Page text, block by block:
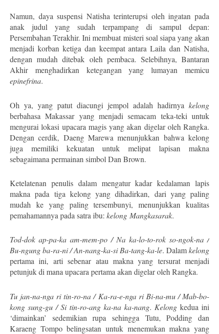
Namun, daya suspensi Natisha terinterupsi oleh ingatan pada
anak judul yang sudah terpampang di sampul depan:
Persembahan Terakhir. Ini membuat misteri soal siapa yang akan
menjadi korban ketiga dan keempat antara Laila dan Natisha,
dengan mudah ditebak oleh pembaca. Selebihnya, Bantaran
Akhir menghadirkan ketegangan yang lumayan memicu
epinefrina.
Oh ya, yang patut diacungi jempol adalah hadirnya kelong
berbahasa Makassar yang menjadi semacam teka-teki untuk
mengurai lokasi upacara magis yang akan digelar oleh Rangka.
Dengan cerdik, Daeng Marewa menunjukkan bahwa kelong
juga memiliki kekuatan untuk melipat lapisan makna
sebagaimana permainan simbol Dan Brown.
Ketelatenan penulis dalam mengatur kadar kedalaman lapis
makna pada tiga kelong yang dihadirkan, dari yang paling
mudah ke yang paling tersembunyi, menunjukkan kualitas
pemahamannya pada satra ibu: kelong Mangkasarak.
Tod-dok ap-pa-ka am-mem-po / Na ka-lo-to-rok so-ngok-na /
Bu-ngung ba-ra-ni / An-nang-ka-si Ba-tang-ka-le. Dalamkelong
pertama ini, arti sebenar atau makna yang tersurat menjadi
petunjuk di mana upacara pertama akan digelar oleh Rangka.
Tu jan-na-nga ri tin-ro-na / Ka-ra-e-nga ri Bi-na-mu / Mab-bo-
kong sung-gu / Si tin-ro-ang ka-na ka-nang. Kelong kedua ini
‘dimainkan’ sedemikian rupa sehingga Tutu, Podding dan
Karaeng Tompo belingsatan untuk menemukan makna yang